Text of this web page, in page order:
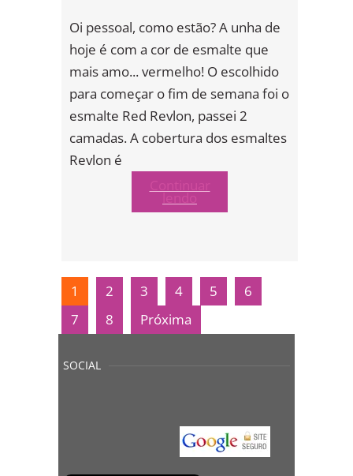
Oi pessoal, como estão? A unha de
hoje é com a cor de esmalte que
mais amo... vermelho! O escolhido
para começar o fim de semana foi o
esmalte Red Revlon, passei 2
camadas. A cobertura dos esmaltes
Revlon é
lendo
1 2 3 4 5
6
7
8 Próxima
SOCIAL